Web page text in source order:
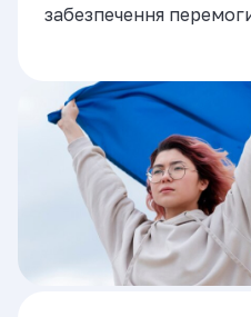
забезпечення